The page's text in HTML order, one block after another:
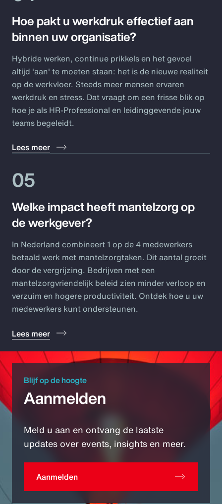
Hoe pakt u werkdruk effectief aan
binnen uw organisatie?
Hybride werken, continue prikkels en het gevoel
altijd 'aan' te moeten staan: het is de nieuwe realiteit
op de werkvloer. Steeds meer mensen ervaren
werkdruk en stress. Dat vraagt om een frisse blik op
hoe je als HR-Professional en leidinggevende jouw
teams begeleidt.
Lees meer
05
Welke impact heeft mantelzorg op
de werkgever?
In Nederland combineert 1 op de 4 medewerkers
betaald werk met mantelzorgtaken. Dit aantal groeit
door de vergrijzing. Bedrijven met een
mantelzorgvriendelijk beleid zien minder verloop en
verzuim en hogere productiviteit. Ontdek hoe u uw
medewerkers kunt ondersteunen.
Lees meer
Blijf op de hoogte
Aanmelden
Meld u aan en ontvang de laatste
updates over events, insights en meer.
Aanmelden